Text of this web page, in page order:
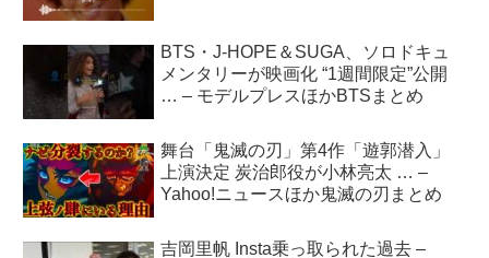
BTS・J-HOPE＆SUGA、ソロドキュ
メンタリーが映画化 “1週間限定”公開
… – モデルプレスほかBTSまとめ
舞台「鬼滅の刃」第4作「遊郭潜入」
上演決定 炭治郎役が小林亮太 … –
Yahoo!ニュースほか鬼滅の刃まとめ
吉岡里帆 Insta乗っ取られた過去 –